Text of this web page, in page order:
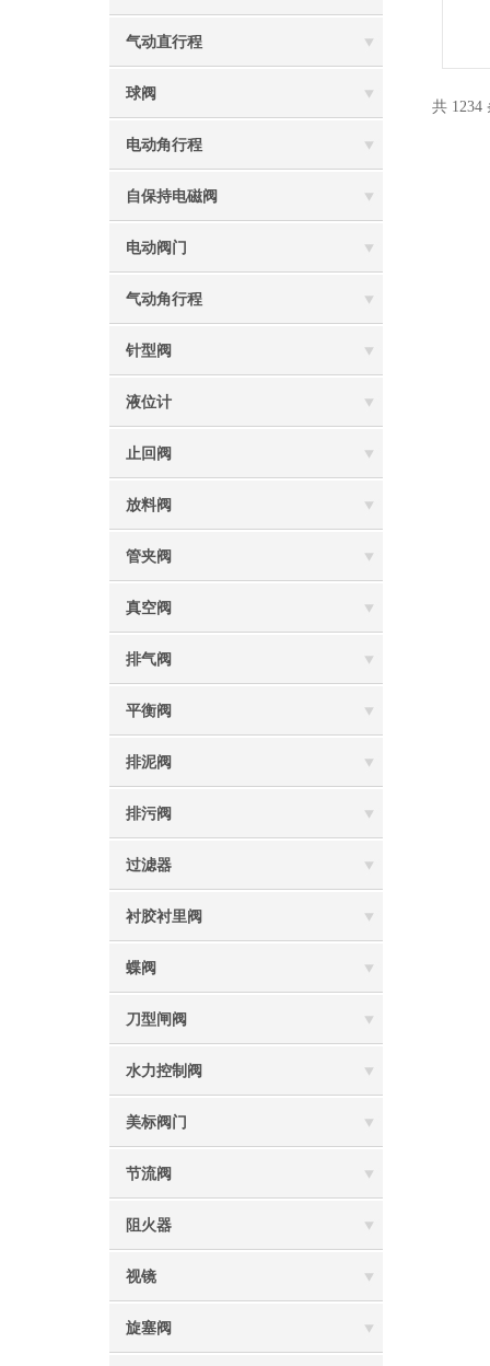
气动直行程
球阀
电动角行程
自保持电磁阀
电动阀门
气动角行程
针型阀
液位计
止回阀
放料阀
管夹阀
真空阀
排气阀
平衡阀
排泥阀
排污阀
过滤器
衬胶衬里阀
蝶阀
刀型闸阀
水力控制阀
美标阀门
节流阀
阻火器
视镜
旋塞阀
共